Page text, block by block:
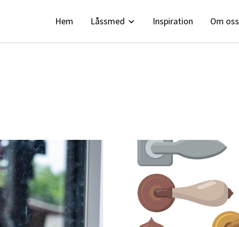
Hem Låssmed Inspiration Om oss